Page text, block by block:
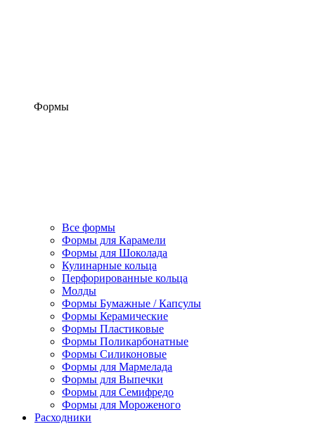
Формы
Все формы
Формы для Карамели
Формы для Шоколада
Кулинарные кольца
Перфорированные кольца
Молды
Формы Бумажные / Капсулы
Формы Керамические
Формы Пластиковые
Формы Поликарбонатные
Формы Силиконовые
Формы для Мармелада
Формы для Выпечки
Формы для Семифредо
Формы для Мороженого
Расходники